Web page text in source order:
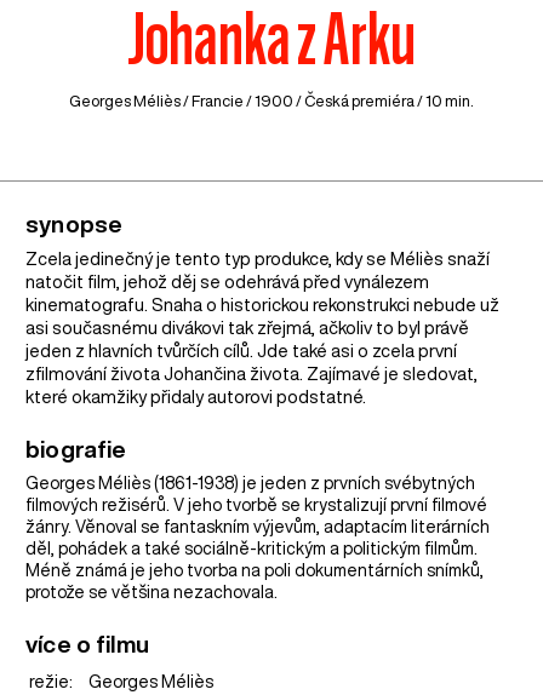
Johanka z Arku
Georges Méliès / Francie / 1900 / Česká premiéra / 10 min.
synopse
Zcela jedinečný je tento typ produkce, kdy se Méliès snaží
natočit film, jehož děj se odehrává před vynálezem
kinematografu. Snaha o historickou rekonstrukci nebude už
asi současnému divákovi tak zřejmá, ačkoliv to byl právě
jeden z hlavních tvůrčích cílů. Jde také asi o zcela první
zfilmování života Johančina života. Zajímavé je sledovat,
které okamžiky přidaly autorovi podstatné.
biografie
Georges Méliès (1861-1938) je jeden z prvních svébytných
filmových režisérů. V jeho tvorbě se krystalizují první filmové
žánry. Věnoval se fantaskním výjevům, adaptacím literárních
děl, pohádek a také sociálně-kritickým a politickým filmům.
Méně známá je jeho tvorba na poli dokumentárních snímků,
protože se většina nezachovala.
více o filmu
režie: Georges Méliès